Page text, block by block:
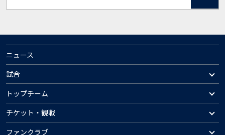
ニュース
試合
トップチーム
チケット・観戦
ファンクラブ